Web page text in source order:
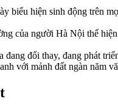
biểu hiện sinh động trên
của người Hà Nội thể
đổi thay, đang phát
với mảnh đất ngàn năm